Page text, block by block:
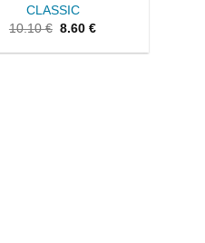
CLASSIC
10.10€ 8.60€